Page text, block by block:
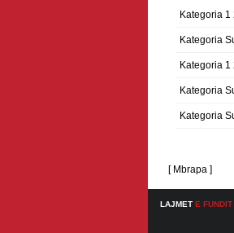
Kategoria
Kategoria
Kategoria
Kategoria
Kategoria
[ Mbrapa ]
LAJMET E FUNDIT